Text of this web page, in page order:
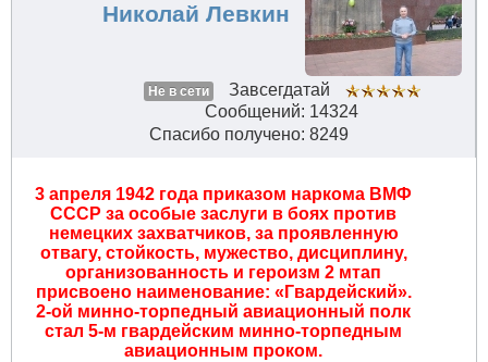
Николай Левкин
Не в сети
Завсегдатай
Сообщений: 14324
Спасибо получено: 8249
3 апреля 1942 года приказом наркома ВМФ
СССР за особые заслуги в боях против
немецких захватчиков, за проявленную
отвагу, стойкость, мужество, дисциплину,
организованность и героизм 2 мтап
присвоено наименование: «Гвардейский».
2-ой минно-торпедный авиационный полк
стал 5-м гвардейским минно-торпедным
авиационным проком.